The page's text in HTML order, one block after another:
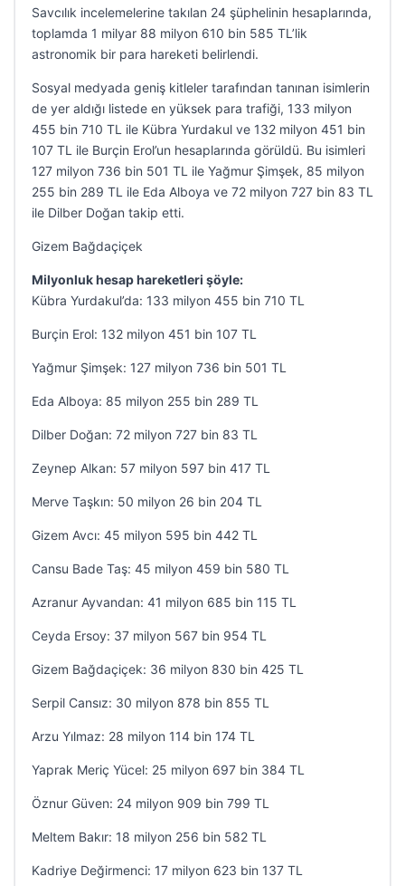
Savcılık incelemelerine takılan 24 şüphelinin hesaplarında,
toplamda 1 milyar 88 milyon 610 bin 585 TL’lik
astronomik bir para hareketi belirlendi.
Sosyal medyada geniş kitleler tarafından tanınan isimlerin
de yer aldığı listede en yüksek para trafiği, 133 milyon
455 bin 710 TL ile Kübra Yurdakul ve 132 milyon 451 bin
107 TL ile Burçin Erol’un hesaplarında görüldü. Bu isimleri
127 milyon 736 bin 501 TL ile Yağmur Şimşek, 85 milyon
255 bin 289 TL ile Eda Alboya ve 72 milyon 727 bin 83 TL
ile Dilber Doğan takip etti.
Gizem Bağdaçiçek
Milyonluk hesap hareketleri şöyle:
Kübra Yurdakul’da: 133 milyon 455 bin 710 TL
Burçin Erol: 132 milyon 451 bin 107 TL
Yağmur Şimşek: 127 milyon 736 bin 501 TL
Eda Alboya: 85 milyon 255 bin 289 TL
Dilber Doğan: 72 milyon 727 bin 83 TL
Zeynep Alkan: 57 milyon 597 bin 417 TL
Merve Taşkın: 50 milyon 26 bin 204 TL
Gizem Avcı: 45 milyon 595 bin 442 TL
Cansu Bade Taş: 45 milyon 459 bin 580 TL
Azranur Ayvandan: 41 milyon 685 bin 115 TL
Ceyda Ersoy: 37 milyon 567 bin 954 TL
Gizem Bağdaçiçek: 36 milyon 830 bin 425 TL
Serpil Cansız: 30 milyon 878 bin 855 TL
Arzu Yılmaz: 28 milyon 114 bin 174 TL
Yaprak Meriç Yücel: 25 milyon 697 bin 384 TL
Öznur Güven: 24 milyon 909 bin 799 TL
Meltem Bakır: 18 milyon 256 bin 582 TL
Kadriye Değirmenci: 17 milyon 623 bin 137 TL